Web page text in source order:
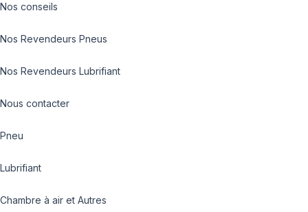
Nos conseils
Nos Revendeurs Pneus
Nos Revendeurs Lubrifiant
Nous contacter
Pneu
Lubrifiant
Chambre à air et Autres